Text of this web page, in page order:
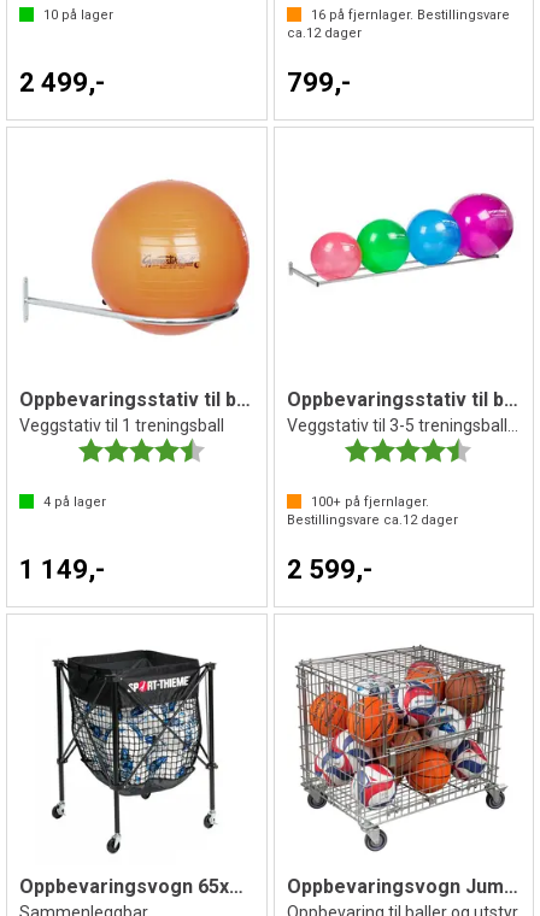
10 på lager
2 499,-
16på fjernlager. Bestillingsvare
ca. 12dager
799,-
Oppbevaringsstativ til ball
Veggstativ til 1 treningsball
Karakter:
4.7 av 5 mulige
4 på lager
1 149,-
Oppbevaringsstativ til baller
Karakter:
100+på fjernlager.
Bestillingsvare ca.12dager
2 599,-
Oppbevaringsvogn 65x65x88 cm Oppbevaringsvogn Jumbo L 73x60x80 cm